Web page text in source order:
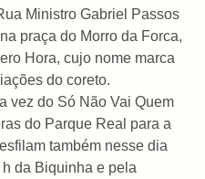
Ministro Gabriel Passos
praça do Morro da Forca,
Hora, cujo nome marca
do coreto.
vez do Só Não Vai Quem
do Parque Real para a
também nesse dia
da Biquinha e pela